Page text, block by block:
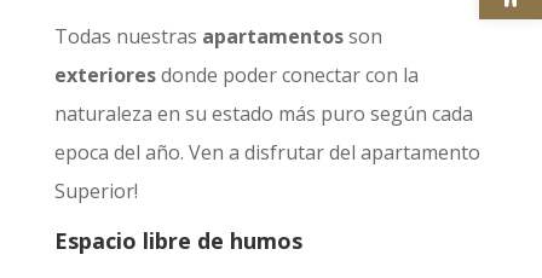
Todas nuestras apartamentosson
exterioresdonde poder conectar con la
naturaleza en su estado más puro según cada
epoca del año. Ven a disfrutar del apartamento
Superior!
Espacio libre de humos